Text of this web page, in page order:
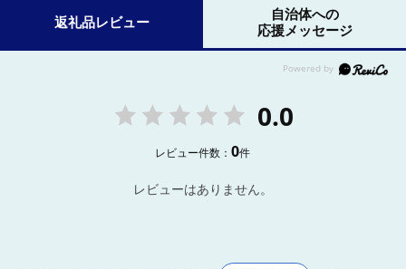
返礼品レビュー
自治体への
応援メッセージ
0.0
レビュー件数：0件
レビューはありません。